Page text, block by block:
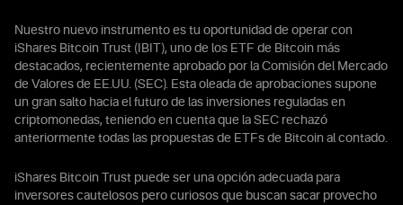
Nuestro nuevo instrumento es tu oportunidad de operar con
iShares Bitcoin Trust (IBIT), uno de los ETF de Bitcoin más
destacados, recientemente aprobado por la Comisión del Mercado
de Valores de EE.UU. (SEC). Esta oleada de aprobaciones supone
un gran salto hacia el futuro de las inversiones reguladas en
criptomonedas, teniendo en cuenta que la SEC rechazó
anteriormente todas las propuestas de ETFs de Bitcoin al contado.
iShares Bitcoin Trust puede ser una opción adecuada para
inversores cautelosos pero curiosos que buscan sacar provecho